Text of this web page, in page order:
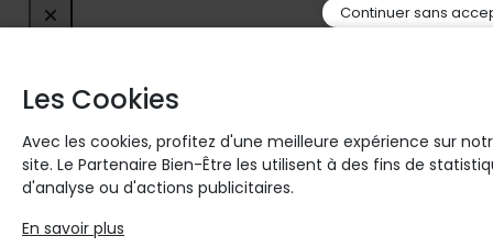
Acheté souvent avec
Continuer sans
Les Cookies
Avec les cookies, profitez d'une meilleure expérience sur
site. Le Partenaire Bien-Être les utilisent à des fins de
d'analyse ou d'actions publicitaires.
En savoir plus